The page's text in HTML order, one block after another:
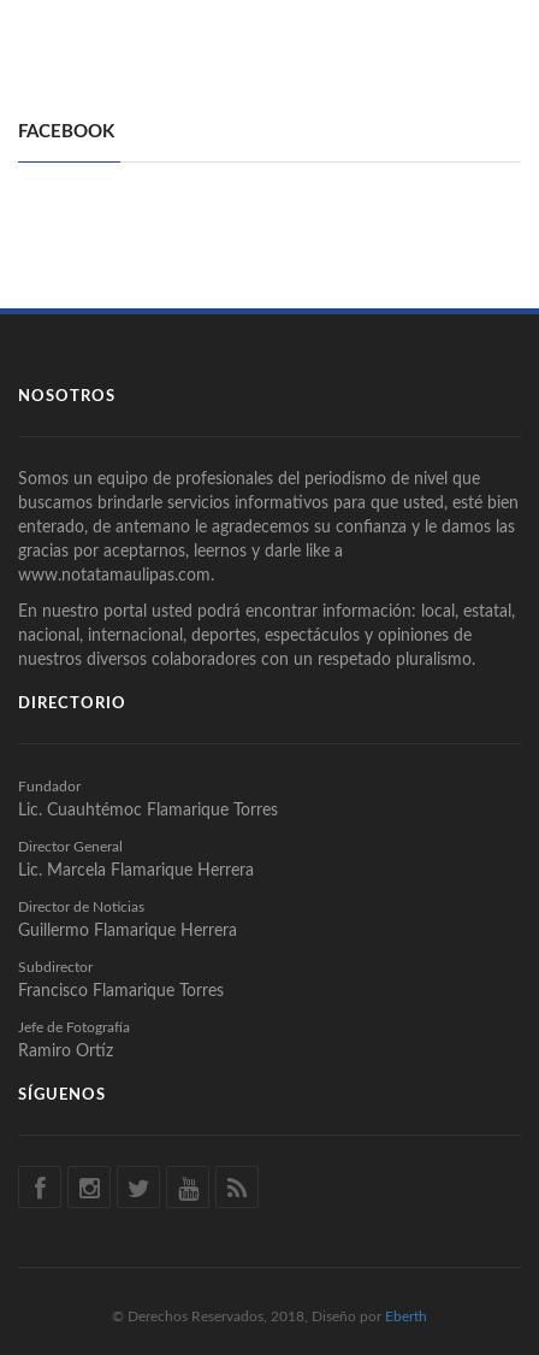
FACEBOOK
NOSOTROS
Somos un equipo de profesionales del periodismo de nivel que
buscamos brindarle servicios informativos para que usted, esté bien
enterado, de antemano le agradecemos su confianza y le damos las
gracias por aceptarnos, leernos y darle like a
www.notatamaulipas.com.
En nuestro portal usted podrá encontrar información: local, estatal,
nacional, internacional, deportes, espectáculos y opiniones de
nuestros diversos colaboradores con un respetado pluralismo.
DIRECTORIO
Fundador
Lic. Cuauhtémoc Flamarique Torres
Director General
Lic. Marcela Flamarique Herrera
Director de Noticias
Guillermo Flamarique Herrera
Subdirector
Francisco Flamarique Torres
Jefe de Fotografía
Ramiro Ortíz
SÍGUENOS
© Derechos Reservados, 2018, Diseño por Eberth